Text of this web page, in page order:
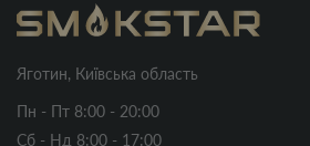
Яготин, Київська область
Пн - Пт 8:00 - 20:00
Сб - Нд 8:00 - 17:00